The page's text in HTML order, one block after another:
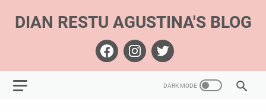
DIAN RESTU AGUSTINA'S BLOG